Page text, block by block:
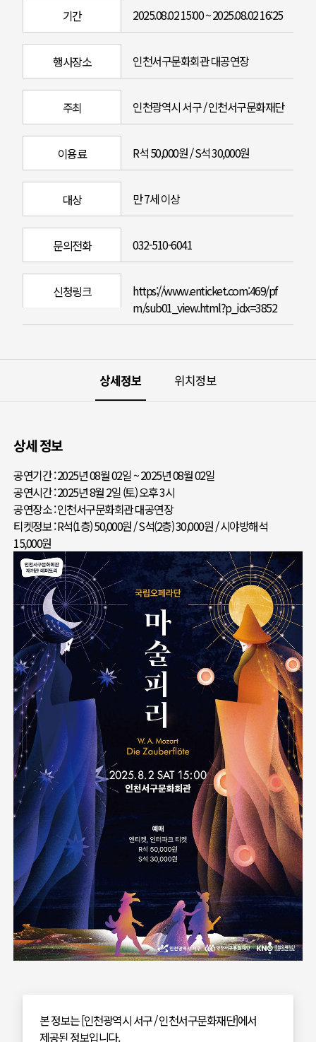
기간 2025.08.02 15:00 ~ 2025.08.02 16:25
행사장소 인천서구문화회관 대공연장
주최 인천광역시 서구 / 인천서구문화재단
이용료 R석 50,000원 / S석 30,000원
대상 만 7세 이상
문의전화 032-510-6041
신청링크
https://www.enticket.com:469/pf
m/sub01_view.html?p_idx=3852
상세정보 위치정보
상세 정보
공연기간 : 2025년 08월 02일 ~ 2025년 08월 02일
공연시간 : 2025년 8월 2일 (토) 오후 3시
공연장소 : 인천서구문화회관 대공연장
티켓정보 : R석(1층) 50,000원 / S석(2층) 30,000원 / 시야방해석
15,000원
본 정보는 [인천광역시 서구 / 인천서구문화재단]에서
제공된 정보입니다.